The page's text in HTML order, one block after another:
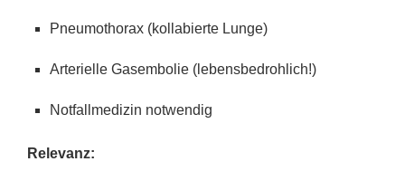
Pneumothorax (kollabierte Lunge)
Arterielle Gasembolie (lebensbedrohlich!)
Notfallmedizin notwendig
Relevanz: